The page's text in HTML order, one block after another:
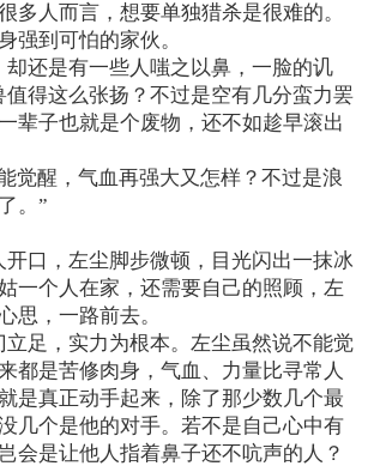
多人而言，想要单独猎杀是很难的。
强到可怕的家伙。
是有一些人嗤之以鼻，一脸的讥
值得这么张扬？不过是空有几分蛮力罢
辈子也就是个废物，还不如趁早滚出
醒，气血再强大又怎样？不过是浪
。”
，左尘脚步微顿，目光闪出一抹冰
一个人在家，还需要自己的照顾，左
思，一路前去。
，实力为根本。左尘虽然说不能觉
都是苦修肉身，气血、力量比寻常人
是真正动手起来，除了那少数几个最
几个是他的对手。若不是自己心中有
会是让他人指着鼻子还不吭声的人？